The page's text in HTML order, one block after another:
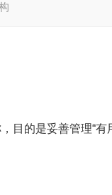
目的是妥善管理“有